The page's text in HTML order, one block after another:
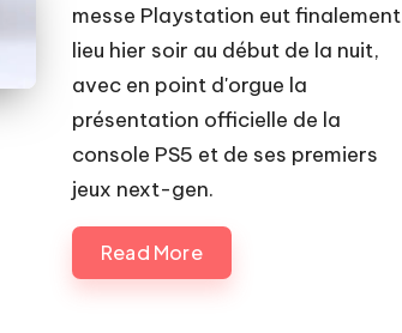
messe Playstation eut finalement
lieu hier soir au début de la nuit,
avec en point d'orgue la
présentation officielle de la
console PS5 et de ses premiers
jeux next-gen.
Read More